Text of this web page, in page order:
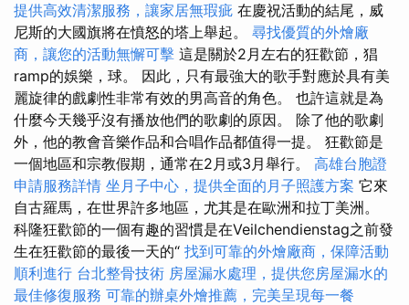
提供高效清潔服務，讓家居無瑕疵 在慶祝活動的結尾，威
尼斯的大國旗將在憤怒的塔上舉起。 尋找優質的外燴廠
商，讓您的活動無懈可擊 這是關於2月左右的狂歡節，猖
ramp的娛樂，球。 因此，只有最強大的歌手對應於具有美
麗旋律的戲劇性非常有效的男高音的角色。 也許這就是為
什麼今天幾乎沒有播放他們的歌劇的原因。 除了他的歌劇
外，他的教會音樂作品和合唱作品都值得一提。 狂歡節是
一個地區和宗教假期，通常在2月或3月舉行。 高雄台胞證
申請服務詳情 坐月子中心，提供全面的月子照護方案 它來
自古羅馬，在世界許多地區，尤其是在歐洲和拉丁美洲。
科隆狂歡節的一個有趣的習慣是在Veilchendienstag之前發
生在狂歡節的最後一天的“ 找到可靠的外燴廠商，保障活動
順利進行 台北整骨技術 房屋漏水處理，提供您房屋漏水的
最佳修復服務 可靠的辦桌外燴推薦，完美呈現每一餐